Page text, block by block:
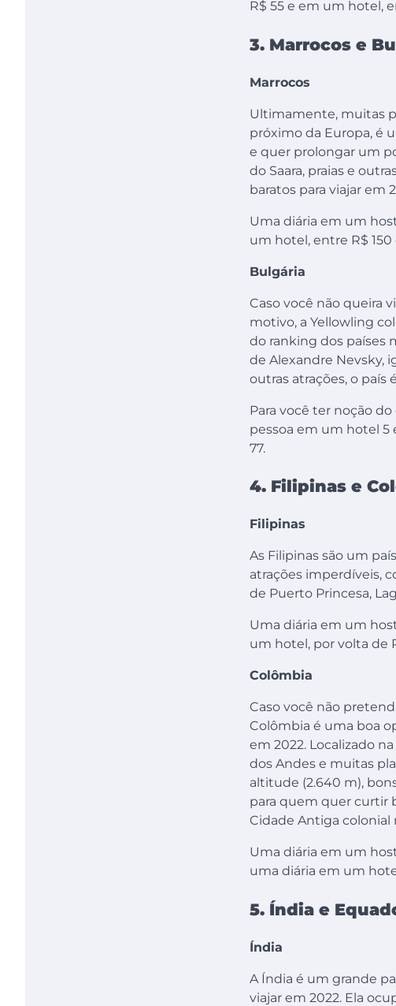
R$ 55 e em um hotel,
3. Marrocos e
Marrocos
Ultimamente, muitas
próximo da Europa, é
e quer prolongar um
do Saara, praias e
baratos para viajar em
Uma diária em um
um hotel, entre R$ 150
Bulgária
Caso você não queira
motivo, a Yellowling
do ranking dos países
de Alexandre Nevsky,
outras atrações, o país
Para você ter noção
pessoa em um hotel 5
77.
4. Filipinas e
Filipinas
As Filipinas são um
atrações imperdíveis,
de Puerto Princesa,
Uma diária em um
um hotel, por volta de
Colômbia
Caso você não
Colômbia é uma boa
em 2022. Localizado
dos Andes e muitas
altitude (2.640 m),
para quem quer curtir
Cidade Antiga colonial
Uma diária em um
uma diária em um
5. Índia e
Índia
A Índia é um grande
viajar em 2022. Ela